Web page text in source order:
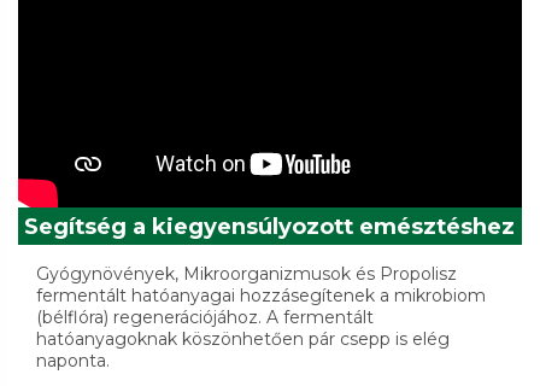
Segítség a kiegyensúlyozott emésztéshez
Gyógynövények, Mikroorganizmusok és Propolisz
fermentált hatóanyagai hozzásegítenek a mikrobiom
(bélflóra) regenerációjához. A fermentált
hatóanyagoknak köszönhetően pár csepp is elég
naponta.